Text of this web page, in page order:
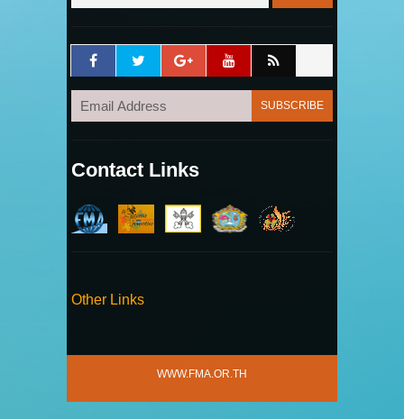
Contact Links
Other Links
WWW.FMA.OR.TH